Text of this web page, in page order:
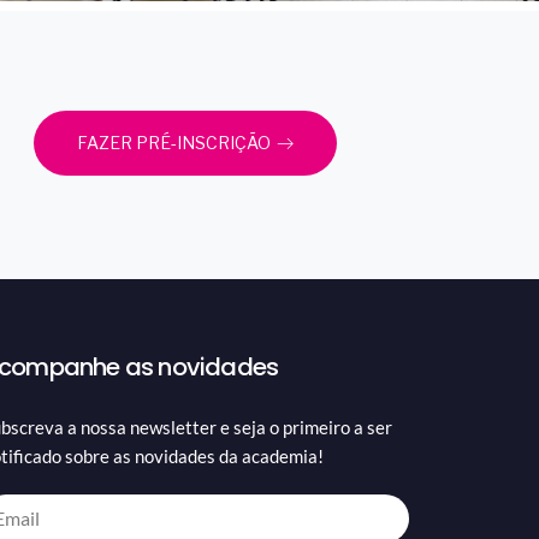
FAZER PRÉ-INSCRIÇÃO
as novidades
a nossa newsletter e seja o primeiro a ser
sobre as novidades da academia!